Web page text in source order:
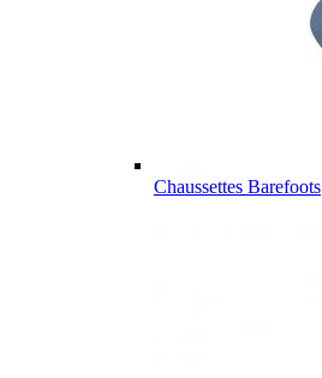
Chaussettes Barefoots